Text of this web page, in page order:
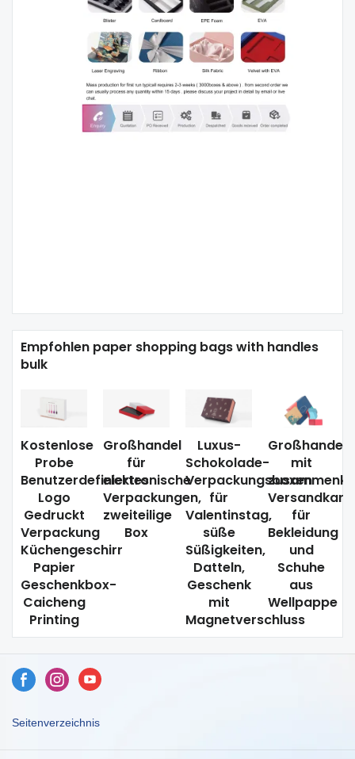
Empfohlen paper shopping bags with handles
bulk
Kostenlose
Probe
Benutzerdefiniertes
Logo
Gedruckt
Verpackung
Küchengeschirr
Papier
Geschenkbox-
Caicheng
Printing
Großhandel
für
elektronische
Verpackungen,
zweiteilige
Box
Luxus-
Schokolade-
Verpackungsboxen
für
Valentinstag,
süße
Süßigkeiten,
Datteln,
Geschenk
mit
Magnetverschluss
Großhandel
mit
für
Bekleidung
und
Schuhe
aus
Wellpappe
Seitenverzeichnis